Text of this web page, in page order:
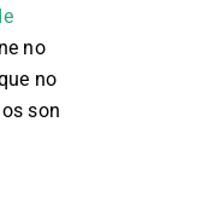
no
no
son